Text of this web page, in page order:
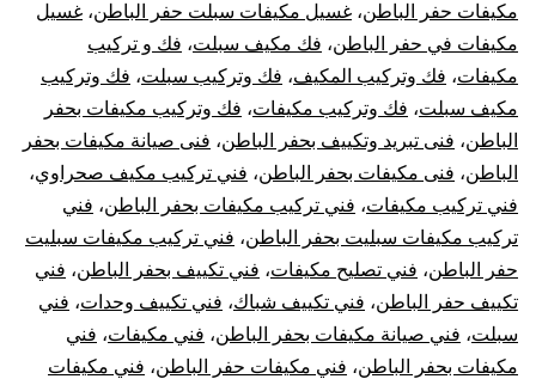
مكيفات حفر الباطن، غسيل مكيفات سبلت حفر الباطن، غسيل
مكيفات في حفر الباطن، فك مكيف سبلت، فك و تركيب
مكيفات، فك وتركيب المكيف، فك وتركيب سبلت، فك وتركيب
مكيف سبلت، فك وتركيب مكيفات، فك وتركيب مكيفات بحفر
الباطن، فنى تبريد وتكييف بحفر الباطن، فنى صيانة مكيفات بحفر
الباطن، فنى مكيفات بحفر الباطن، فني تركيب مكيف صحراوي،
فني تركيب مكيفات، فني تركيب مكيفات بحفر الباطن، فني
تركيب مكيفات سبليت بحفر الباطن، فني تركيب مكيفات سبليت
حفر الباطن، فني تصليح مكيفات، فني تكييف بحفر الباطن، فني
تكييف حفر الباطن، فني تكييف شباك، فني تكييف وحدات، فني
سبلت، فني صيانة مكيفات بحفر الباطن، فني مكيفات، فني
مكيفات بحفر الباطن، فني مكيفات حفر الباطن، فني مكيفات